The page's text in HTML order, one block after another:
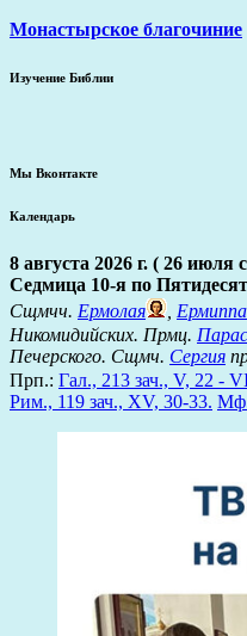
Монастырское благочиние
Изучение Библии
Мы Вконтакте
Календарь
8 августа 2026 г. ( 26 июля
Седмица 10-я по
Сщмчч. Ермолая , Ермиппа
Никомидийских. Прмц.
Печерского. Сщмч. Сергия
Прп.: Гал., 213 зач., V, 22 -
Рим., 119 зач., XV, 30-33.